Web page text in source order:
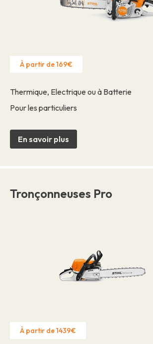
À partir de 169€
Thermique, Electrique ou à Batterie
Pour les particuliers
En savoir plus
Tronçonneuses Pro
À partir de 1439€